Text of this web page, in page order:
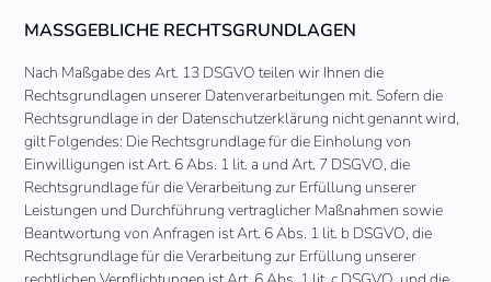
MASSGEBLICHE RECHTSGRUNDLAGEN
Nach Maßgabe des Art. 13 DSGVO teilen wir Ihnen die
Rechtsgrundlagen unserer Datenverarbeitungen mit. Sofern die
Rechtsgrundlage in der Datenschutzerklärung nicht genannt wird,
gilt Folgendes: Die Rechtsgrundlage für die Einholung von
Einwilligungen ist Art. 6 Abs. 1 lit. a und Art. 7 DSGVO, die
Rechtsgrundlage für die Verarbeitung zur Erfüllung unserer
Leistungen und Durchführung vertraglicher Maßnahmen sowie
Beantwortung von Anfragen ist Art. 6 Abs. 1 lit. b DSGVO, die
Rechtsgrundlage für die Verarbeitung zur Erfüllung unserer